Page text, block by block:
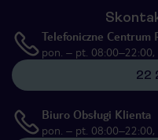
Telefoniczne Centrum
pon. – pt.
22
Biuro Obsługi Klienta
pon. – pt.